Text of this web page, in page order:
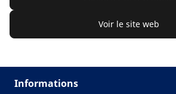
Voir le site web
Informations